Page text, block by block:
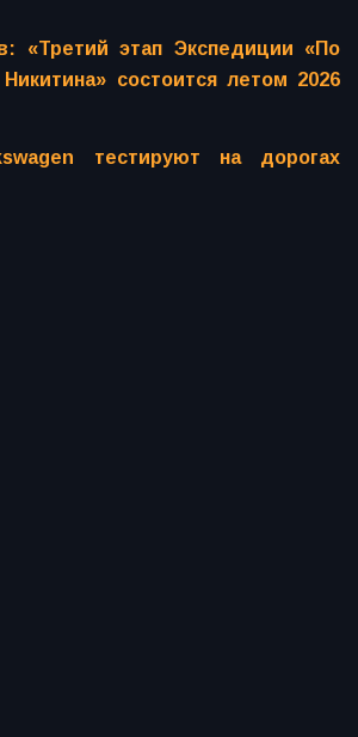
«Третий этап Экспедиции «По
состоится летом 2026
тестируют на дорогах